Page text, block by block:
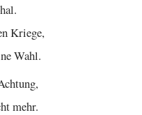
Kriege,
Wahl.
mehr.